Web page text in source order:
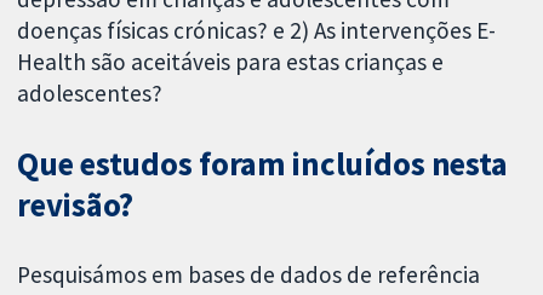
doenças físicas crónicas? e 2) As intervenções E-
Health são aceitáveis para estas crianças e
adolescentes?
Que estudos foram incluídos nesta
revisão?
Pesquisámos em bases de dados de referência